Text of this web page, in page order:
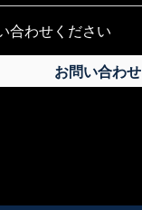
合わせください
お問い合わせ